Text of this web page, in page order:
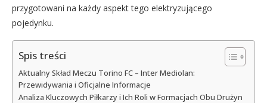
przygotowani na każdy aspekt tego elektryzującego
pojedynku.
Spis treści
Aktualny Skład Meczu Torino FC – Inter Mediolan:
Przewidywania i Oficjalne Informacje
Analiza Kluczowych Piłkarzy i Ich Roli w Formacjach Obu Drużyn